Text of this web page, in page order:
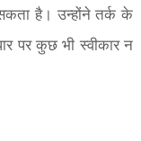
है। उन्होंने तर्क के
पर कुछ भी स्वीकार न